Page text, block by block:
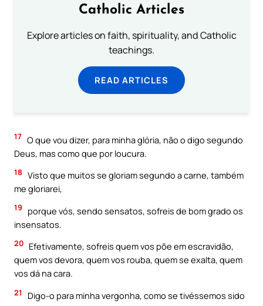
Catholic Articles
Explore articles on faith, spirituality, and Catholic
teachings.
READ ARTICLES
17 O que vou dizer, para minha glória, não o digo segundo
Deus, mas como que por loucura.
18 Visto que muitos se gloriam segundo a carne, também
me gloriarei,
19
porque vós, sendo sensatos, sofreis de bom grado os
insensatos.
20 Efetivamente, sofreis quem vos põe em escravidão,
quem vos devora, quem vos rouba, quem se exalta, quem
vos dá na cara.
21
Digo-o para minha vergonha, como se tivéssemos sido